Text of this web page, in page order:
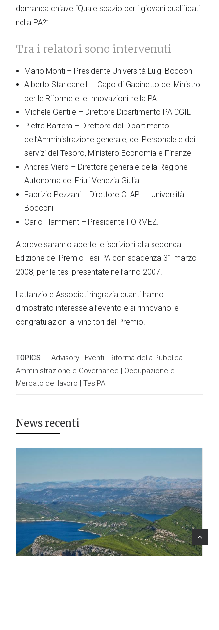
domanda chiave “Quale spazio per i giovani qualificati
nella PA?”
Tra i relatori sono intervenuti
Mario Monti – Presidente Università Luigi Bocconi
Alberto Stancanelli – Capo di Gabinetto del Ministro
per le Riforme e le Innovazioni nella PA
Michele Gentile – Direttore Dipartimento PA CGIL
Pietro Barrera – Direttore del Dipartimento
dell’Amministrazione generale, del Personale e dei
servizi del Tesoro, Ministero Economia e Finanze
Andrea Viero – Direttore generale della Regione
Autonoma del Friuli Venezia Giulia
Fabrizio Pezzani – Direttore CLAPI – Università
Bocconi
Carlo Flamment – Presidente FORMEZ.
A breve saranno aperte le iscrizioni alla seconda
Edizione del Premio Tesi PA con scadenza 31 marzo
2008, per le tesi presentate nell’anno 2007.
Lattanzio e Associati ringrazia quanti hanno
dimostrato interesse all’evento e si rinnovano le
congratulazioni ai vincitori del Premio.
TOPICS Advisory | Eventi | Riforma della Pubblica
Amministrazione e Governance | Occupazione e
Mercato del lavoro | TesiPA
News recenti